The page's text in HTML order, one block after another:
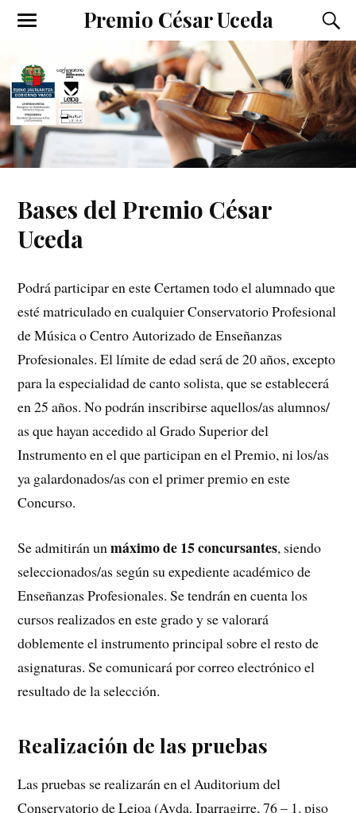
Premio César Uceda
Bases del Premio César
Uceda
Podrá participar en este Certamen todo el alumnado que
esté matriculado en cualquier Conservatorio Profesional
de Música o Centro Autorizado de Enseñanzas
Profesionales. El límite de edad será de 20 años, excepto
para la especialidad de canto solista, que se establecerá
en 25 años. No podrán inscribirse aquellos/as alumnos/
as que hayan accedido al Grado Superior del
Instrumento en el que participan en el Premio, ni los/as
ya galardonados/as con el primer premio en este
Concurso.
Se admitirán unmáximo de 15 concursantes, siendo
seleccionados/as según su expediente académico de
Enseñanzas Profesionales. Se tendrán en cuenta los
cursos realizados en este grado y se valorará
doblemente el instrumento principal sobre el resto de
asignaturas. Se comunicará por correo electrónico el
resultado de la selección.
Realización de las pruebas
Las pruebas se realizarán en el Auditorium del
Conservatorio de Leioa (Avda. Iparragirre, 76 – 1. piso